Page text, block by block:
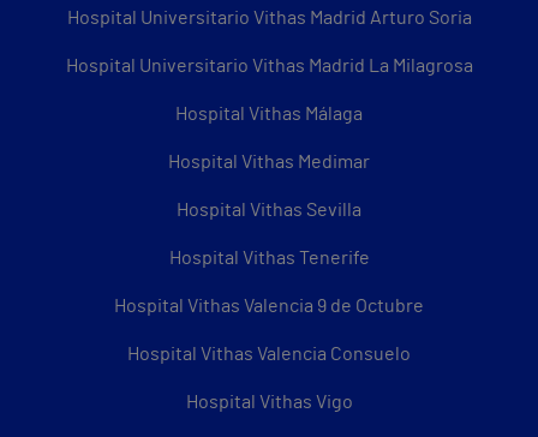
Hospital Universitario Vithas Madrid Arturo Soria
Hospital Universitario Vithas Madrid La Milagrosa
Hospital Vithas Málaga
Hospital Vithas Medimar
Hospital Vithas Sevilla
Hospital Vithas Tenerife
Hospital Vithas Valencia 9 de Octubre
Hospital Vithas Valencia Consuelo
Hospital Vithas Vigo